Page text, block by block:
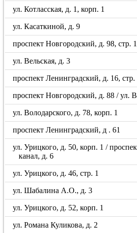
ул. Котласская, д. 1, корп. 1
ул. Касаткиной, д. 9
проспект Новгородский, д. 98, стр. 1
ул. Вельская, д. 3
проспект Ленинградский, д. 16, стр.
проспект Новгородский, д. 88 / ул.
ул. Володарского, д. 78, корп. 1
проспект Ленинградский, д . 61
ул. Урицкого, д. 50, корп. 1 /
канал, д. 6
ул. Урицкого, д. 46, стр. 1
ул. Шабалина А.О., д. 3
ул. Урицкого, д. 52, корп. 1
ул. Романа Куликова, д. 2